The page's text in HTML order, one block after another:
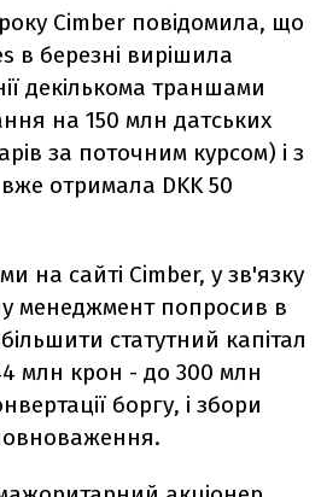
року Cimber повідомила, що
в березні вирішила
декількома траншами
на 150 млн датських
за поточним курсом) і з
вже отримала DKK 50
на сайті Cimber, у зв'язку
менеджмент попросив в
статутний капітал
млн крон - до 300 млн
боргу, і збори